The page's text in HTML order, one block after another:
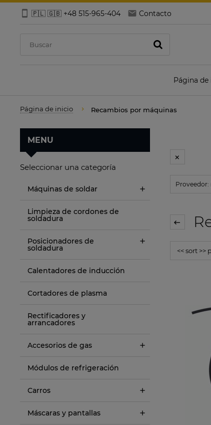
🇵🇱 🇬🇧 +48 515-965-404 Contacto
Página de
Página de inicio Recambios por máquinas
MENU
Seleccionar una categoría
Máquinas de soldar
Limpieza de cordones de
soldadura
Posicionadores de
soldadura
Calentadores de inducción
Cortadores de plasma
Rectificadores y
arrancadores
Accesorios de gas
Módulos de refrigeración
Carros
Máscaras y pantallas
Proveedor: